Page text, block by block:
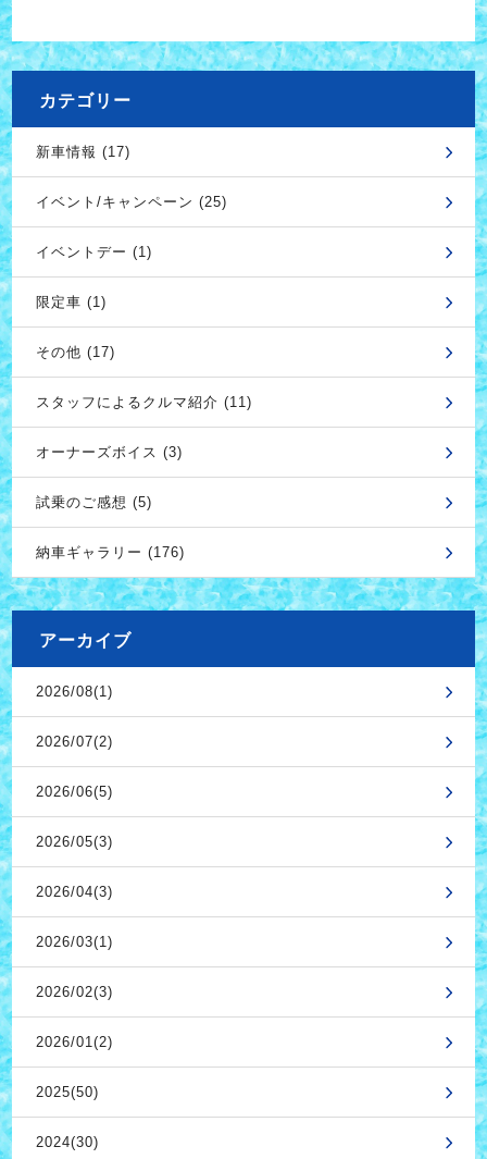
カテゴリー
新車情報 (17)
イベント/キャンペーン (25)
イベントデー (1)
限定車 (1)
その他 (17)
スタッフによるクルマ紹介 (11)
オーナーズボイス (3)
試乗のご感想 (5)
納車ギャラリー (176)
アーカイブ
2026/08(1)
2026/07(2)
2026/06(5)
2026/05(3)
2026/04(3)
2026/03(1)
2026/02(3)
2026/01(2)
2025(50)
2024(30)